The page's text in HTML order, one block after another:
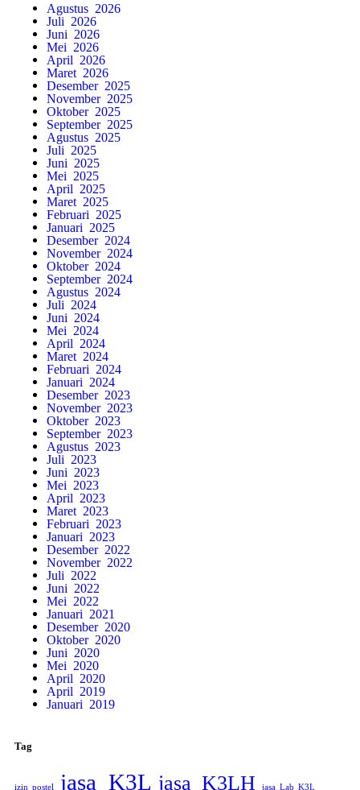
Agustus 2026
Juli 2026
Juni 2026
Mei 2026
April 2026
Maret 2026
Desember 2025
November 2025
Oktober 2025
September 2025
Agustus 2025
Juli 2025
Juni 2025
Mei 2025
April 2025
Maret 2025
Februari 2025
Januari 2025
Desember 2024
November 2024
Oktober 2024
September 2024
Agustus 2024
Juli 2024
Juni 2024
Mei 2024
April 2024
Maret 2024
Februari 2024
Januari 2024
Desember 2023
November 2023
Oktober 2023
September 2023
Agustus 2023
Juli 2023
Juni 2023
Mei 2023
April 2023
Maret 2023
Februari 2023
Januari 2023
Desember 2022
November 2022
Juli 2022
Juni 2022
Mei 2022
Januari 2021
Desember 2020
Oktober 2020
Juni 2020
Mei 2020
April 2020
April 2019
Januari 2019
Tag
izin postel jasa K3L jasa K3LH jasa Lab K3L